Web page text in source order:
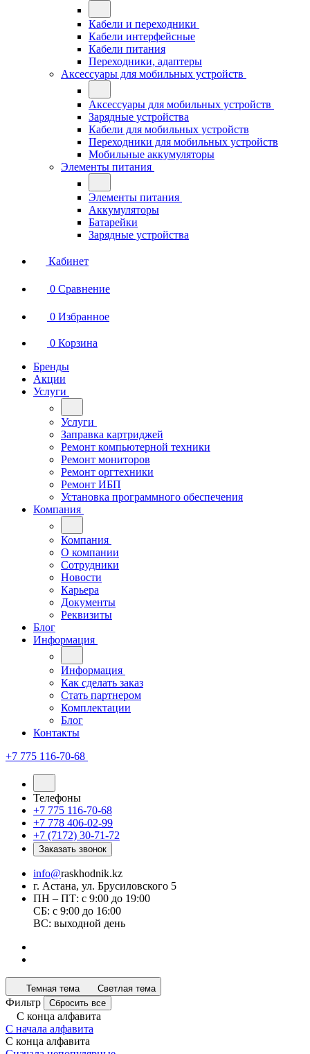
Кабели и переходники
Кабели интерфейсные
Кабели питания
Переходники, адаптеры
Аксессуары для мобильных устройств
Аксессуары для мобильных устройств
Зарядные устройства
Кабели для мобильных устройств
Переходники для мобильных устройств
Мобильные аккумуляторы
Элементы питания
Элементы питания
Аккумуляторы
Батарейки
Зарядные устройства
Кабинет
0 Сравнение
0 Избранное
0 Корзина
Бренды
Акции
Услуги
Услуги
Заправка картриджей
Ремонт компьютерной техники
Ремонт мониторов
Ремонт оргтехники
Ремонт ИБП
Установка программного обеспечения
Компания
Компания
О компании
Сотрудники
Новости
Карьера
Документы
Реквизиты
Блог
Информация
Информация
Как сделать заказ
Стать партнером
Комплектации
Блог
Контакты
+7 775 116-70-68
Телефоны
+7 775 116-70-68
+7 778 406-02-99
+7 (7172) 30-71-72
Заказать звонок
info@raskhodnik.kz
г. Астана, ул. Брусиловского 5
ПН – ПТ: с 9:00 до 19:00
СБ: с 9:00 до 16:00
ВС: выходной день
Темная тема Светлая тема
Фильтр Сбросить все
С конца алфавита
С начала алфавита
С конца алфавита